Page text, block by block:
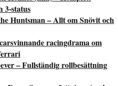
3-status
Huntsman – Allt om Snövit och
racingdrama om
– Fullständig rollbesättning